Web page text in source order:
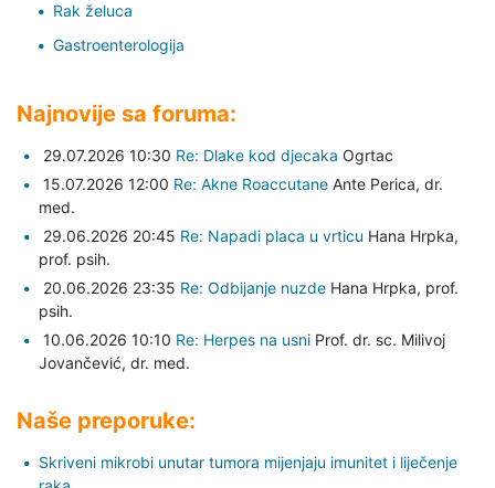
Rak želuca
Gastroenterologija
Najnovije sa foruma:
29.07.2026 10:30 Re: Dlake kod djecaka Ogrtac
15.07.2026 12:00 Re: Akne Roaccutane Ante Perica, dr.
med.
29.06.2026 20:45 Re: Napadi placa u vrticu Hana Hrpka,
prof. psih.
20.06.2026 23:35 Re: Odbijanje nuzde Hana Hrpka, prof.
psih.
10.06.2026 10:10 Re: Herpes na usni Prof. dr. sc. Milivoj
Jovančević, dr. med.
Naše preporuke:
Skriveni mikrobi unutar tumora mijenjaju imunitet i liječenje